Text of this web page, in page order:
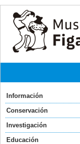
Información
Conservación
Investigación
Educación